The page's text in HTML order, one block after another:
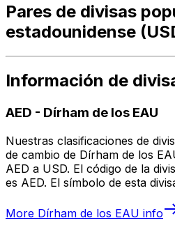
Pares de divisas
estadounidense
Información de
AED - Dírham de los EAU
Nuestras clasificaciones de
de cambio de Dírham de los
AED a USD. El código de la
More Dírham de los EAU info